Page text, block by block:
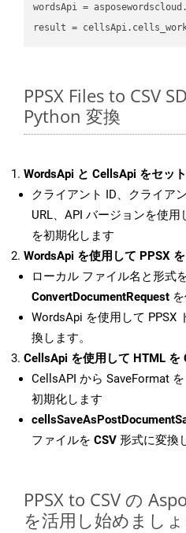
wordsApi =
result =
PPSX Files to CSV
Python 変換
WordsApi と CellsApi をセッ
クライアント ID、クライア
URL、API バージョンを使用
を初期化します
WordsApi を使用して PPSX
ローカル ファイル名と形式
ConvertDocumentRequest
WordsApi を使用して PPSX
換します。
CellsApi を使用して HTML を
CellsAPI から SaveFormat
初期化します
ファイルを CSV 形式に変換
PPSX to CSV の
を活用し始めましょ